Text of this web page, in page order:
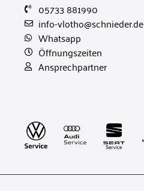
05733 881990
info-vlotho@schnieder.de
Whatsapp
Öffnungszeiten
Ansprechpartner